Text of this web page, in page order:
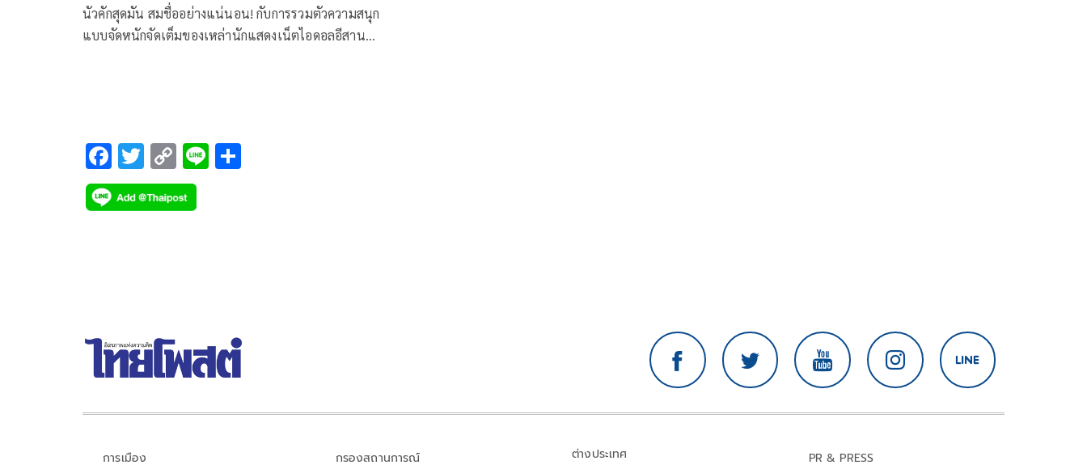
นัวคักสุดมัน สมชื่ออย่างแน่นอน! กับการรวมตัวความสนุก
แบบจัดหนักจัดเต็มของเหล่านักแสดงเน็ตไอดอลอีสานชื่อ
ORIGINALS” (โมโน ออริจินอลส์) ในเครือโมโนเน็กซ์ ที่
พร้อมจัดเสิร์ฟคอหนังถึงที่ 18 สิงหาคมนี้ เป็นต้นไป
F
ac
e
T
wi
tt
C
o
p
Li
การเมือง กรองสถานการณ์ ต่างประเทศ PR & PRESS